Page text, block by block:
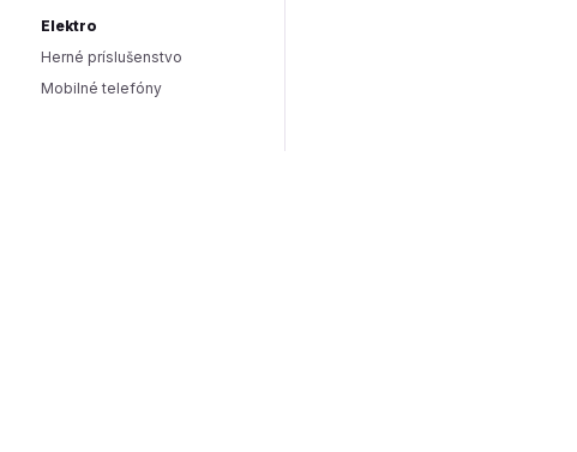
Elektro
Herné príslušenstvo
Mobilné telefóny